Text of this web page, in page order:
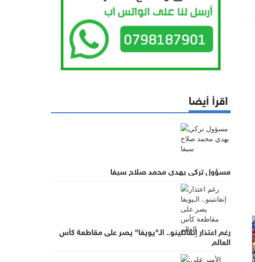
اقرأ أيضا
مسؤول تركي يهدي محمد صلاح سيفا
رغم اعتذار إنفانتينو.. الـ"يويفا" يصر على مقاطعة كأس
العالم